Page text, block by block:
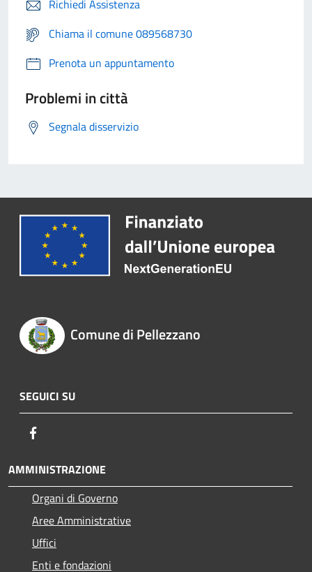
Richiedi Assistenza
Chiama il comune 089568730
Prenota un appuntamento
Problemi in città
Segnala disservizio
Comune di Pellezzano
SEGUICI SU
AMMINISTRAZIONE
Organi di Governo
Aree Amministrative
Uffici
Enti e fondazioni